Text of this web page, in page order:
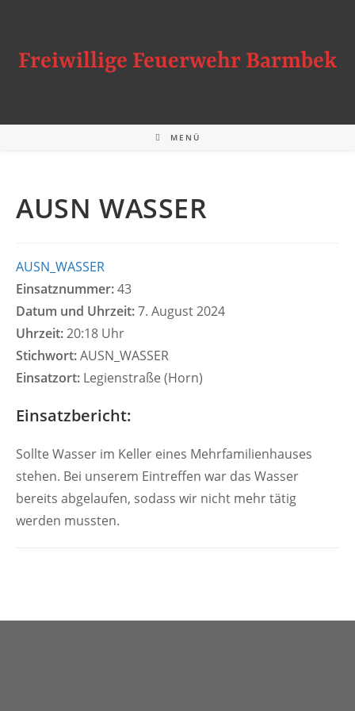
springen
Freiwillige Feuerwehr Barmbek
MENÜ
AUSN WASSER
AUSN_WASSER
Einsatznummer:43
Datum und Uhrzeit:7. August 2024
Uhrzeit:20:18 Uhr
Stichwort:AUSN_WASSER
Einsatzort: Legienstraße (Horn)
Einsatzbericht:
Sollte Wasser im Keller eines Mehrfamilienhauses
stehen. Bei unserem Eintreffen war das Wasser
bereits abgelaufen, sodass wir nicht mehr tätig
werden mussten.